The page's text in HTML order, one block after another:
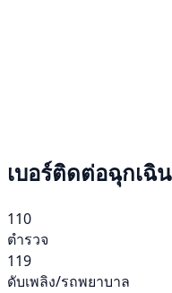
เบอร์ติดต่อฉุกเฉิน
110
ตำรวจ
119
ดับเพลิง/รถพยาบาล